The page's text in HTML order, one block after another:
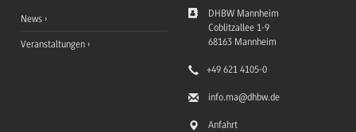
News
Veranstaltungen
DHBW Mannheim
Coblitzallee 1-9
68163 Mannheim
+49 621 4105-0
info.ma@dhbw.de
Anfahrt